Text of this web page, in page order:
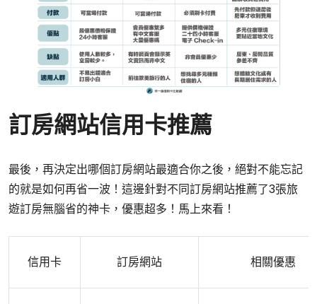
訂房網站信用卡推薦
最後，再決定出哪個訂房網站最適合你之後，絕對不能忘記
的就是如何再省一波！這邊針對不同訂房網站推薦了3張旅
遊訂房無腦省的神卡，優惠超多！馬上來看！
信用卡 訂房網站 相關優惠